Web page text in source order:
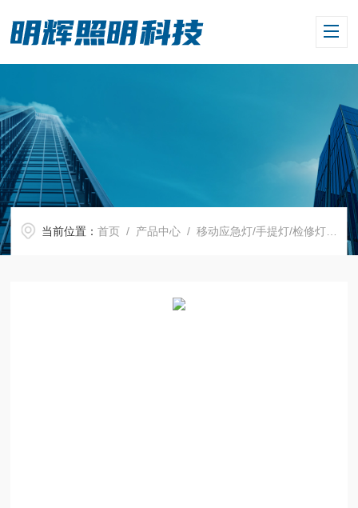
当前位置：首页 / 产品中心 /移动应急灯/手提灯/检修灯